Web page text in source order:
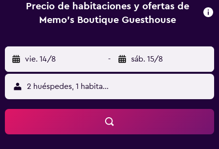
incluyen un secador de pelo. Aquellos que quieran
descubrir los bares y restaurantes de la zona cuentan con
zona, la casa de huéspedes pone a su disposición comidas
para llevar.
Precio de habitaciones y ofertas de
Memo's Boutique Guesthouse
vie. 14/8 - sáb. 15/8
2 huéspedes, 1 habitación